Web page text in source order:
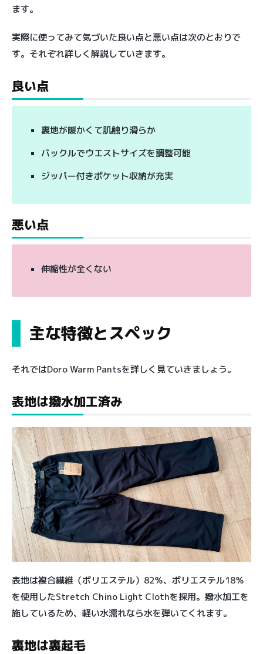
ます。
実際に使ってみて気づいた良い点と悪い点は次のとおりで
す。それぞれ詳しく解説していきます。
良い点
裏地が暖かくて肌触り滑らか
バックルでウエストサイズを調整可能
ジッパー付きポケット収納が充実
悪い点
伸縮性が全くない
主な特徴とスペック
それではDoro Warm Pantsを詳しく見ていきましょう。
表地は撥水加工済み
表地は複合繊維（ポリエステル）82％、ポリエステル18％
を使用したStretch Chino Light Clothを採用。撥水加工を
施しているため、軽い水濡れなら水を弾いてくれます。
裏地は裏起毛